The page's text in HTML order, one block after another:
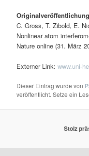
C. Gross, T. Zibold, E.
Nonlinear atom
Nature online (31. März
Externer Link:www.uni-
Dieser Eintrag wurde von
veröffentlicht. Setze ein
Stolz